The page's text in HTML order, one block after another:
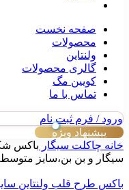
صفحه نخست
محصولات
ولنتاین
گالری محصولات
کویین مگ
تماس با ما
ورود / فرم ثبت نام
پیشنهاد ویژه
خانه چاکلت سیگار باکس
سیگار و بن بن،سایز متوسط
باکس طرح قلب ولنتاین